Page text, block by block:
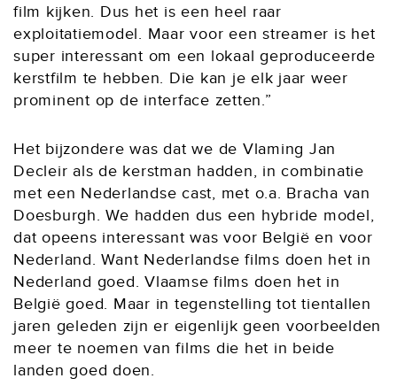
film kijken. Dus het is een heel raar
exploitatiemodel. Maar voor een streamer is het
super interessant om een lokaal geproduceerde
kerstfilm te hebben. Die kan je elk jaar weer
prominent op de interface zetten.”
Het bijzondere was dat we de Vlaming Jan
Decleir als de kerstman hadden, in combinatie
met een Nederlandse cast, met o.a. Bracha van
Doesburgh. We hadden dus een hybride model,
dat opeens interessant was voor België en voor
Nederland. Want Nederlandse films doen het in
Nederland goed. Vlaamse films doen het in
België goed. Maar in tegenstelling tot tientallen
jaren geleden zijn er eigenlijk geen voorbeelden
meer te noemen van films die het in beide
landen goed doen.